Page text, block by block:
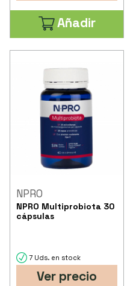
Añadir
NPRO
NPRO Multiprobiota 30
cápsulas
7 Uds. en stock
Ver precio